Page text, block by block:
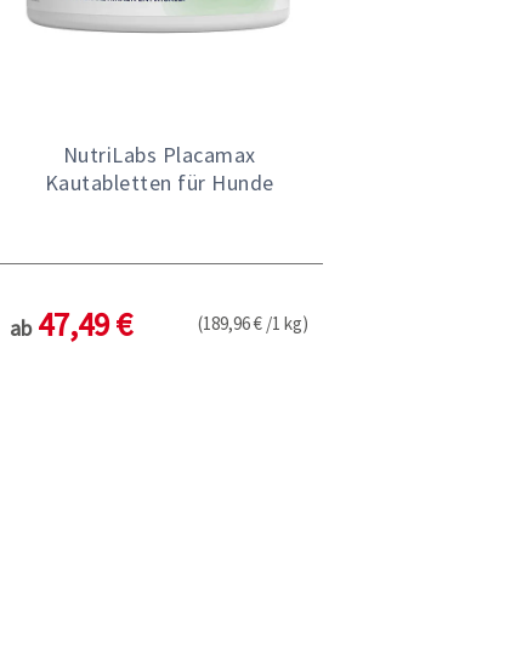
NutriLabs Placamax
Kautabletten für Hunde
ab 47,49 € (189,96 € /1 kg)